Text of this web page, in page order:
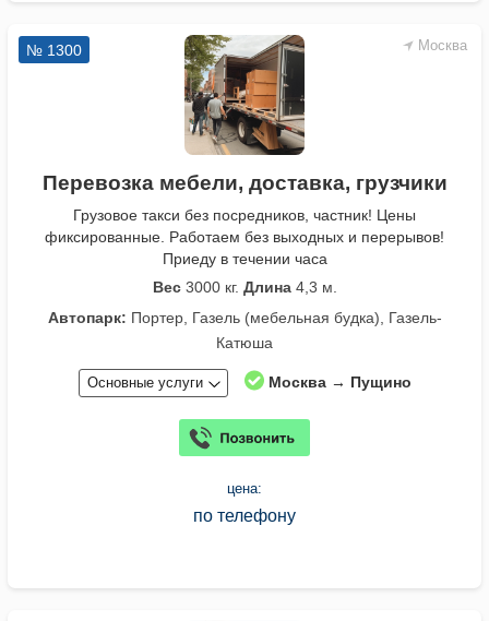
Москва
№ 1300
Перевозка мебели, доставка, грузчики
Грузовое такси без посредников, частник! Цены
фиксированные. Работаем без выходных и перерывов!
Приеду в течении часа
Вес3000 кг. Длина4,3 м.
Автопарк: Портер, Газель (мебельная будка), Газель-
Катюша
Основные услуги Москва → Пущино
цена:
по телефону